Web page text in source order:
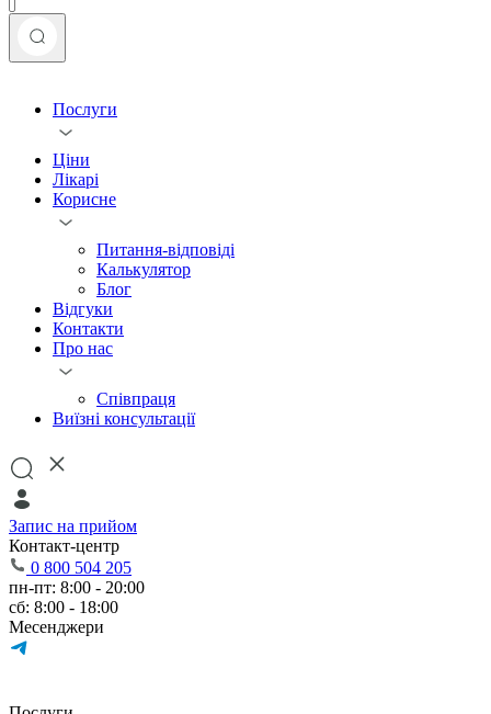
Послуги
Ціни
Лікарі
Корисне
Питання-відповіді
Калькулятор
Блог
Відгуки
Контакти
Про нас
Співпраця
Виїзні консультації
Запис на прийом
Контакт-центр
0 800 504 205
пн-пт: 8:00 - 20:00
сб: 8:00 - 18:00
Месенджери